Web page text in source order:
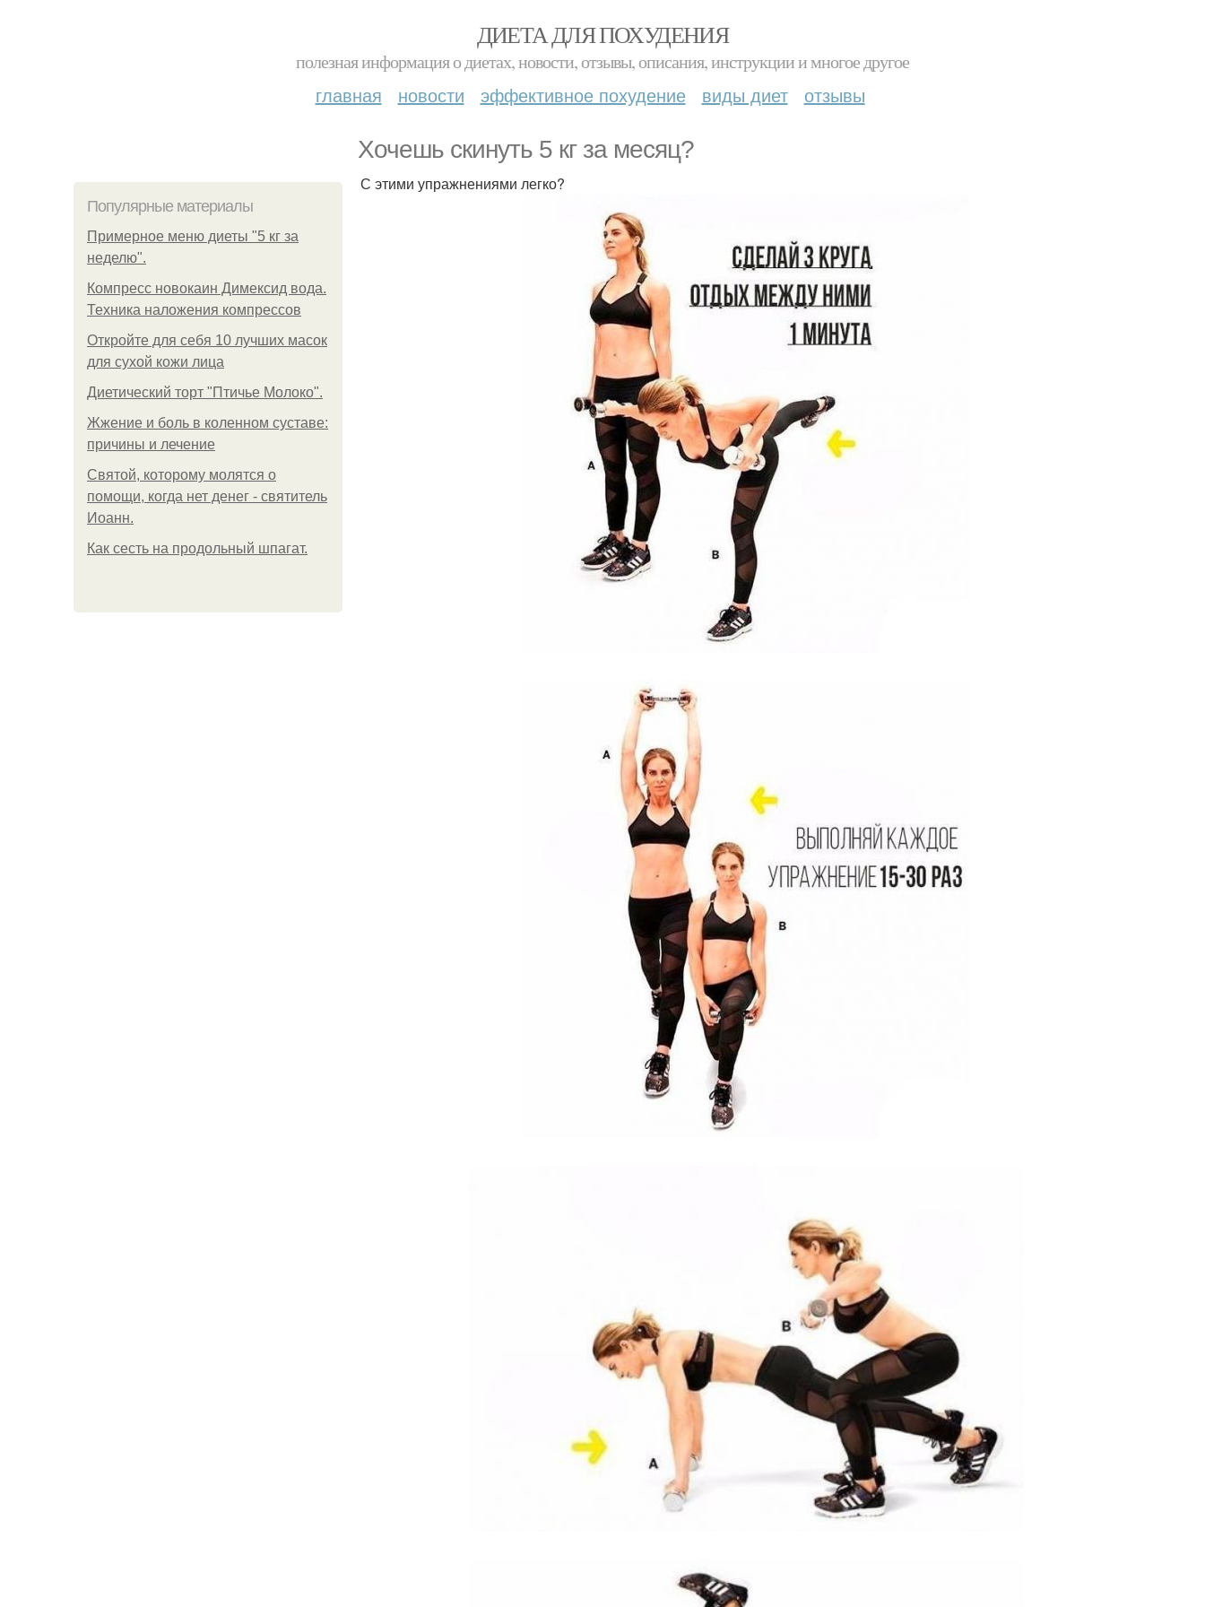
ДИЕТА ДЛЯ ПОХУДЕНИЯ
полезная информация о диетах, новости, отзывы, описания, инструкции и многое другое
главная новости эффективное похудение виды диет отзывы
Хочешь скинуть 5 кг за месяц?
Популярные материалы
Примерное меню диеты "5 кг за
неделю".
Компресс новокаин Димексид вода.
Техника наложения компрессов
Откройте для себя 10 лучших масок
для сухой кожи лица
Диетический торт "Птичье Молоко".
Жжение и боль в коленном суставе:
причины и лечение
Святой, которому молятся о
помощи, когда нет денег - святитель
Иоанн.
Как сесть на продольный шпагат.
С этими упражнениями легко?